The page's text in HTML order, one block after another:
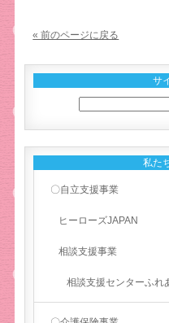
« 前のページに戻る
サ
私た
〇自立支援事業
ヒーローズJAPAN
相談支援事業
相談支援センターふれ